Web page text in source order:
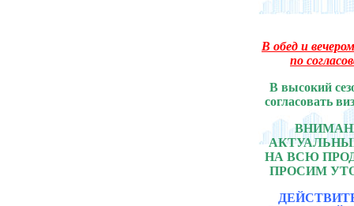
В обед и
по
В высокий
согласовать
НА ВСЮ
ПРОСИМ